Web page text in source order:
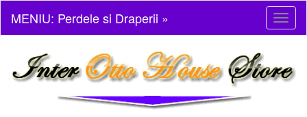
MENIU: Perdele si Draperii »